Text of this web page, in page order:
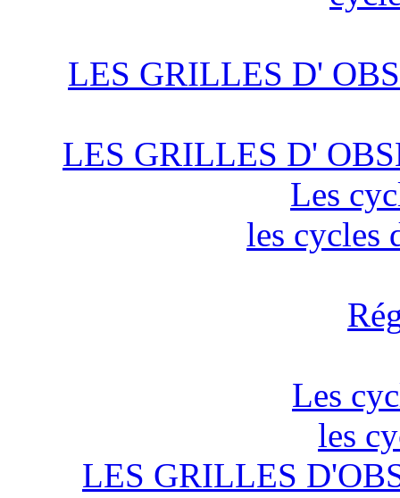
LES GRILLES D'
LES GRILLES D'
Les
les cycles
Les
les
LES GRILLES